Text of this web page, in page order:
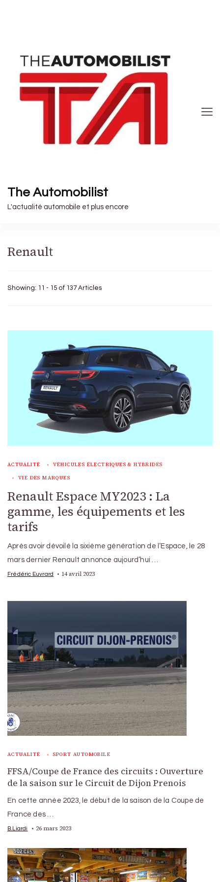
The Automobilist
L'actualité automobile et plus encore
Renault
Showing: 11 - 15 of 137 Articles
ACTUALITÉ VÉHICULES ÉLECTRIQUES & HYBRIDES
VIE DES MARQUES
Renault Espace MY2023 : La
gamme, les équipements et les
tarifs
Après avoir dévoilé la sixième génération de l’Espace, le 28
mars dernier Renault annonce aujourd’hui …
Frédéric Euvrard 14 avril 2023
ACTUALITÉ SPORT AUTOMOBILE
FFSA/Coupe de France des circuits : Ouverture
de la saison sur le Circuit de Dijon Prenois
En cette année 2023, le début de la saison de la Coupe de
France des …
B.Liardi 26 mars 2023